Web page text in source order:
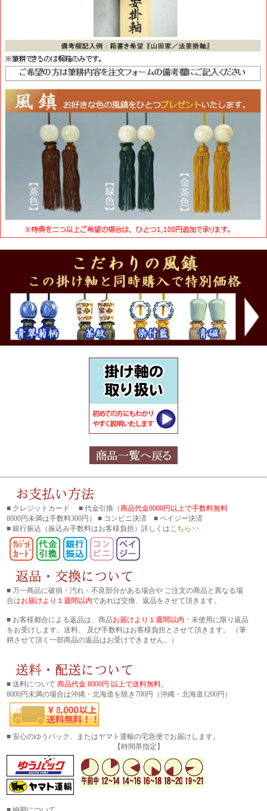
■ クレジットカード ■ 代金引換（商品代金8000円以上で手数料無料
8000円未満は手数料300円） ■ コンビニ決済 ■ ペイジー決済
■ 銀行振込 （振込み手数料はお客様負担）詳しくは こちら>>
■ 万一商品に破損・汚れ・不良部分がある場合や ご注文の商品と異なる場
合はお届けより１週間以内であれば交換、返品をさせて頂きます。
■ お客様都合による返品は、商品お届けより１週間以内 ・未使用に限り返品
をお受けします。送料、 及び手数料はお客様負担とさせて頂きます。 （筆
耕させて頂く一部商品の返品はお受けできません。）
■ 送料について 商品代金 8000円 以上で送料無料。
8000円未満の場合は沖縄・北海道を除き700円（沖縄・北海道1200円）
■ 安心のゆうパック、またはヤマト運輸の宅急便でお届けします。
【時間帯指定】